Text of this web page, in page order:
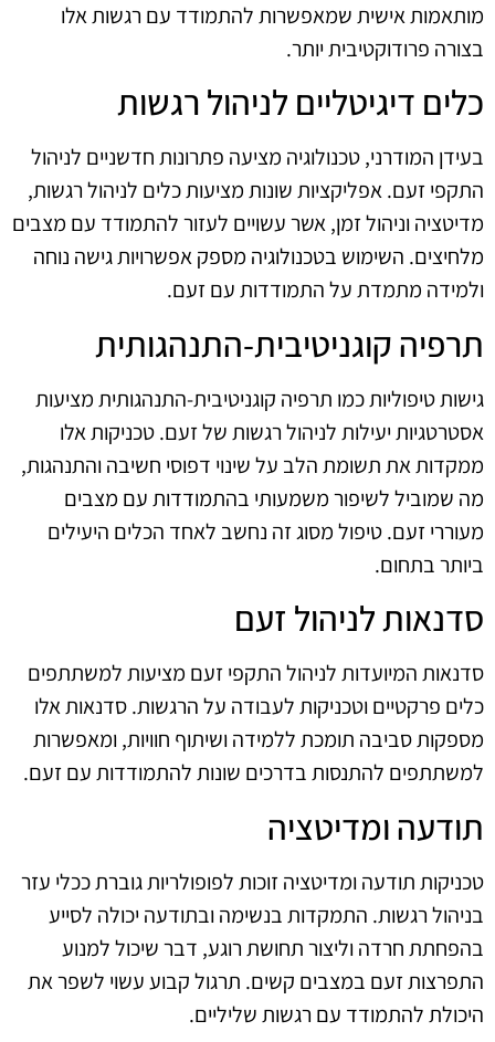
מותאמות אישית שמאפשרות להתמודד עם רגשות אלו
בצורה פרודוקטיבית יותר.
כלים דיגיטליים לניהול רגשות
בעידן המודרני, טכנולוגיה מציעה פתרונות חדשניים לניהול
התקפי זעם. אפליקציות שונות מציעות כלים לניהול רגשות,
מדיטציה וניהול זמן, אשר עשויים לעזור להתמודד עם מצבים
מלחיצים. השימוש בטכנולוגיה מספק אפשרויות גישה נוחה
ולמידה מתמדת על התמודדות עם זעם.
תרפיה קוגניטיבית-התנהגותית
גישות טיפוליות כמו תרפיה קוגניטיבית-התנהגותית מציעות
אסטרטגיות יעילות לניהול רגשות של זעם. טכניקות אלו
ממקדות את תשומת הלב על שינוי דפוסי חשיבה והתנהגות,
מה שמוביל לשיפור משמעותי בהתמודדות עם מצבים
מעוררי זעם. טיפול מסוג זה נחשב לאחד הכלים היעילים
ביותר בתחום.
סדנאות לניהול זעם
סדנאות המיועדות לניהול התקפי זעם מציעות למשתתפים
כלים פרקטיים וטכניקות לעבודה על הרגשות. סדנאות אלו
מספקות סביבה תומכת ללמידה ושיתוף חוויות, ומאפשרות
למשתתפים להתנסות בדרכים שונות להתמודדות עם זעם.
תודעה ומדיטציה
טכניקות תודעה ומדיטציה זוכות לפופולריות גוברת ככלי עזר
בניהול רגשות. התמקדות בנשימה ובתודעה יכולה לסייע
בהפחתת חרדה וליצור תחושת רוגע, דבר שיכול למנוע
התפרצות זעם במצבים קשים. תרגול קבוע עשוי לשפר את
היכולת להתמודד עם רגשות שליליים.